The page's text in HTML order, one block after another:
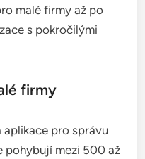
malé firmy až po
s pokročilými
firmy
aplikace pro správu
pohybují mezi 500 až